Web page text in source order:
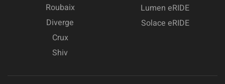
Roubaix
Diverge
Crux
Shiv
Lumen eRIDE
Solace eRIDE